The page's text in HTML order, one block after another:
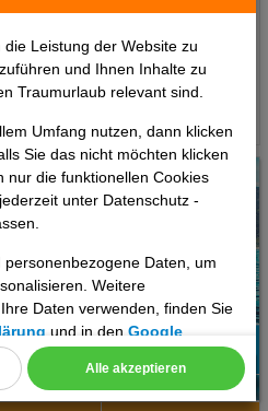
Leistung der Website zu
und Ihnen Inhalte zu
Traumurlaub relevant sind.
Umfang nutzen, dann klicken
Sie das nicht möchten klicken
nur die funktionellen Cookies
unter Datenschutz -
Daten, um
Weitere
Daten verwenden, finden Sie
und in denGoogle
Alle akzeptieren
Inclusive
inkl. Zug zum Flug
27 €
Person
Empfehlung